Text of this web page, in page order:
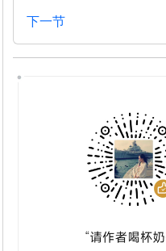
下一节